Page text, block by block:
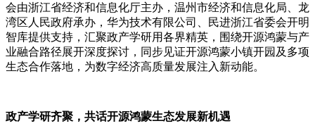
会由浙江省经济和信息化厅主办，温州市经济和信息化局、龙
湾区人民政府承办，华为技术有限公司、民进浙江省委会开明
智库提供支持，汇聚政产学研用各界精英，围绕开源鸿蒙与产
业融合路径展开深度探讨，同步见证开源鸿蒙小镇开园及多项
生态合作落地，为数字经济高质量发展注入新动能。
政产学研齐聚，共话开源鸿蒙生态发展新机遇